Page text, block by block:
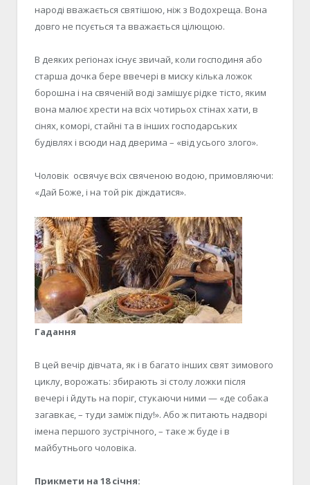
народі вважається святішою, ніж з Водохреща. Вона
довго не псується та вважається цілющою.
В деяких регіонах існує звичай, коли господиня або
старша дочка бере ввечері в миску кілька ложок
борошна і на свяченій воді замішує рідке тісто, яким
вона малює хрести на всіх чотирьох стінах хати, в
сінях, коморі, стайні та в інших господарських
будівлях і всюди над дверима – «від усього злого».
Чоловік освячує всіх свяченою водою, примовляючи:
«Дай Боже, і на той рік діждатися».
Гадання
В цей вечір дівчата, як і в багато інших свят зимового
циклу, ворожать: збирають зі столу ложки після
вечері і йдуть на поріг, стукаючи ними — «де собака
загавкає, – туди заміж піду!». Або ж питають надворі
імена першого зустрічного, – таке ж буде і в
майбутнього чоловіка.
Прикмети на 18 січня: